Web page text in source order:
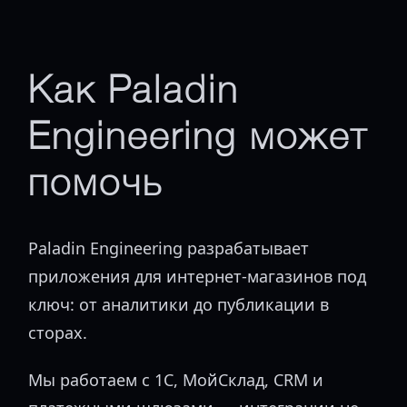
Как Paladin
Engineering может
помочь
Paladin Engineering разрабатывает
приложения для интернет-магазинов под
ключ: от аналитики до публикации в
сторах.
Мы работаем с 1С, МойСклад, CRM и